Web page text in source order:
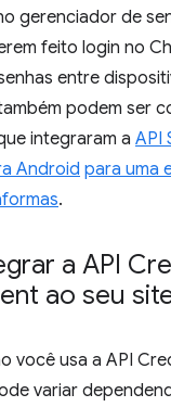
gerenciador de
feito login no
entre
podem ser
integraram a API
Android para uma
.
a API
ao seu
você usa a API
variar